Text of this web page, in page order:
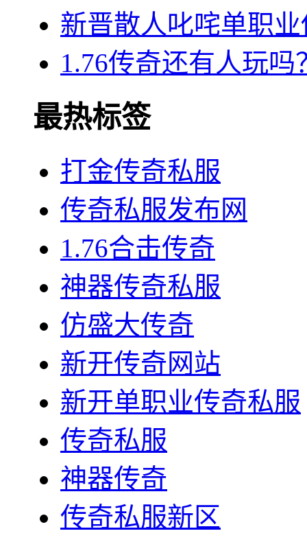
新晋散人叱咤单职
1.76传奇还有人玩
最热标签
打金传奇私服
传奇私服发布网
1.76合击传奇
神器传奇私服
仿盛大传奇
新开传奇网站
新开单职业传奇私服
传奇私服
神器传奇
传奇私服新区